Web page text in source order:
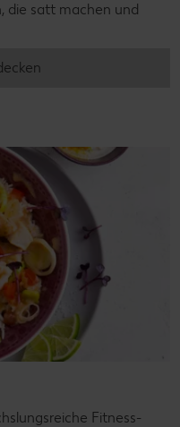
die satt machen und
Fitness-